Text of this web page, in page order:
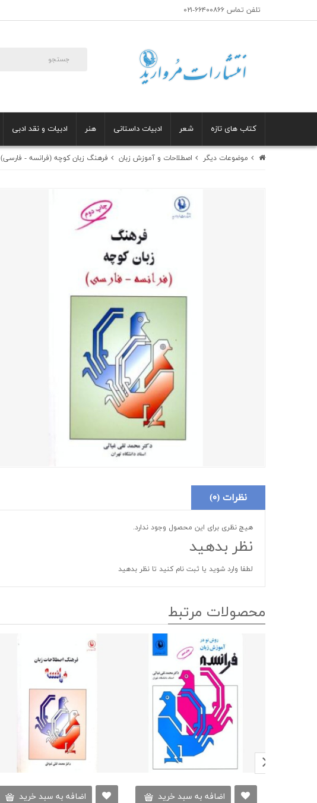
تلفن تماس ۶۶۴۰۰۸۶۶-۰۲۱
کتاب های تازه شعر ادبیات داستانی هنر ادبیات و نقد ادبی
موضوعات دیگر اصطلاحات و آموزش زبان فرهنگ زبان کوچه (فرانسه - فارسی)
نظرات (۰)
هیچ نظری برای این محصول وجود ندارد.
نظر بدهید
لطفا وارد شوید یا ثبت نام کنید تا نظر بدهید
محصولات مرتبط
اضافه به سبد خرید اضافه به سبد خرید